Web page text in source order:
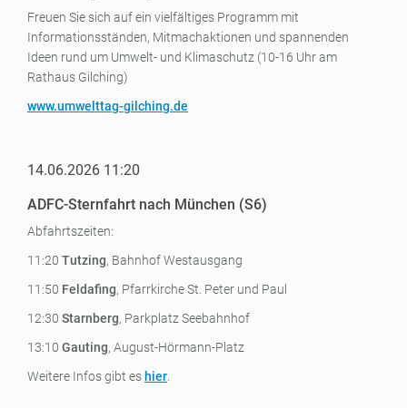
Freuen Sie sich auf ein vielfältiges Programm mit
Informationsständen, Mitmachaktionen und spannenden
Ideen rund um Umwelt- und Klimaschutz (10-16 Uhr am
Rathaus Gilching)
www.umwelttag-gilching.de
14.06.2026 11:20
ADFC-Sternfahrt nach München (S6)
Abfahrtszeiten:
11:20 Tutzing, Bahnhof Westausgang
11:50 Feldafing, Pfarrkirche St. Peter und Paul
12:30 Starnberg, Parkplatz Seebahnhof
13:10 Gauting, August-Hörmann-Platz
Weitere Infos gibt es hier